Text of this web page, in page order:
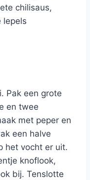
chilisaus,
lepels
Pak een grote
en twee
met peper en
een halve
het vocht er uit.
knoflook,
bij. Tenslotte